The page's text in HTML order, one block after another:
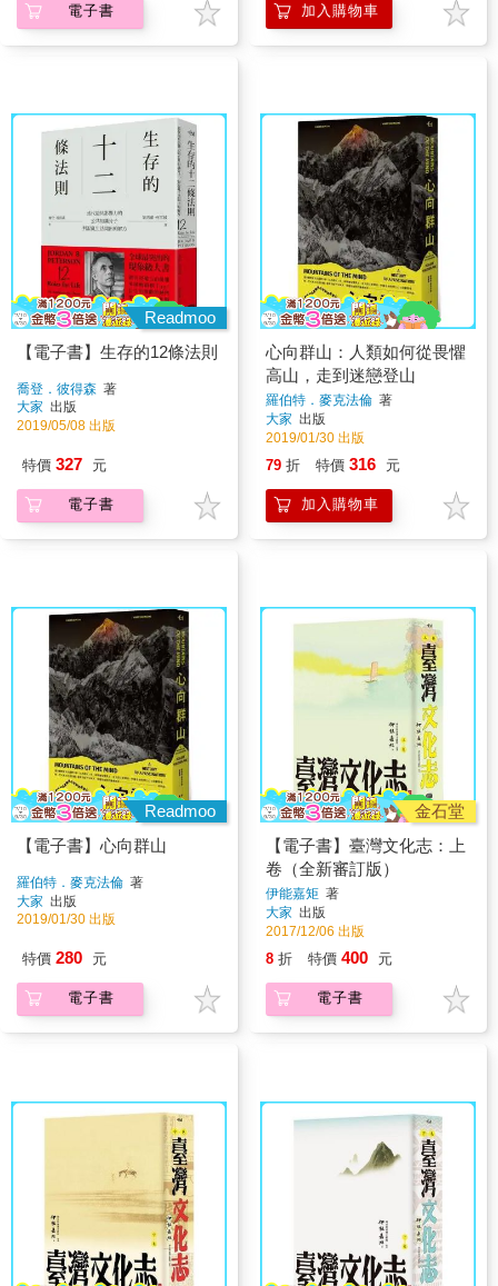
電子書 加入購物車
Readmoo
【電子書】生存的12條法則
喬登．彼得森 著
大家 出版
2019/05/08 出版
特價 327 元
電子書
心向群山：人類如何從畏懼
高山，走到迷戀登山
羅伯特．麥克法倫 著
大家 出版
2019/01/30 出版
79 折 特價 316 元
加入購物車
Readmoo
【電子書】心向群山
羅伯特．麥克法倫 著
大家 出版
2019/01/30 出版
特價 280 元
電子書
金石堂
【電子書】臺灣文化志：上
卷（全新審訂版）
伊能嘉矩 著
大家 出版
2017/12/06 出版
8 折 特價 400 元
電子書